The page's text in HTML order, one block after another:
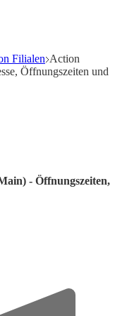
Filialen Action
Öffnungszeiten und
- Öffnungszeiten,